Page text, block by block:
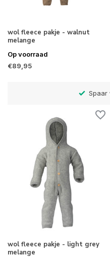
wol fleece pakje - walnut
melange
Op voorraad
€89,95
Spaar
wol fleece pakje - light grey
melange